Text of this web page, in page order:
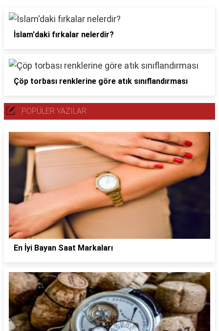
İslam'daki fırkalar nelerdir?
Çöp torbası renklerine göre atık sınıflandırması
POPÜLER YAZILAR
En İyi Bayan Saat Markaları